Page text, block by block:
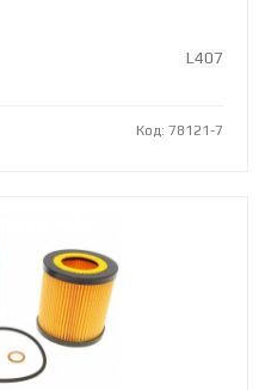
L407
Код: 78121-7